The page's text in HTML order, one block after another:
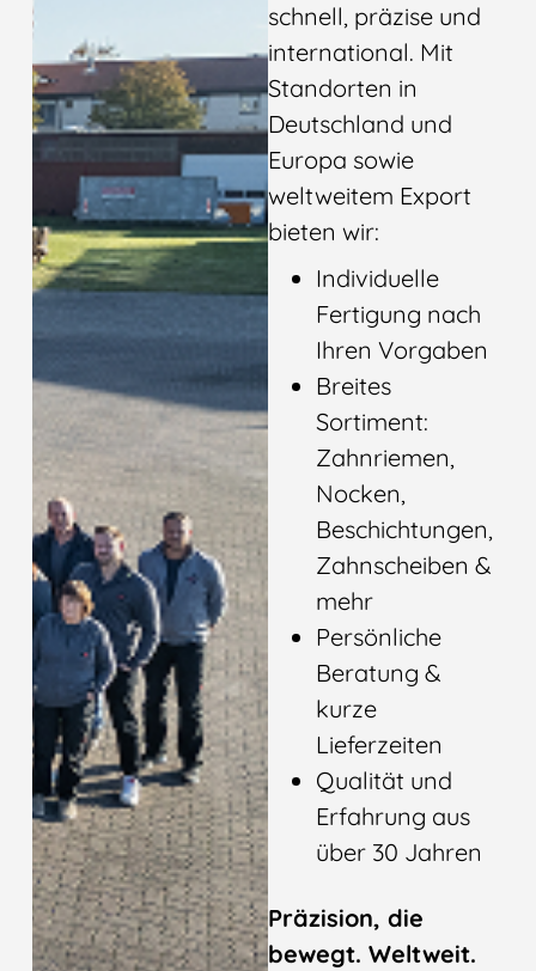
schnell, präzise und
international. Mit
Standorten in
Deutschland und
Europa sowie
weltweitem Export
bieten wir:
Individuelle
Fertigung nach
Ihren Vorgaben
Breites
Sortiment:
Zahnriemen,
Nocken,
Beschichtungen,
Zahnscheiben &
mehr
Persönliche
Beratung &
kurze
Lieferzeiten
Qualität und
Erfahrung aus
über 30 Jahren
Präzision, die
bewegt. Weltweit.